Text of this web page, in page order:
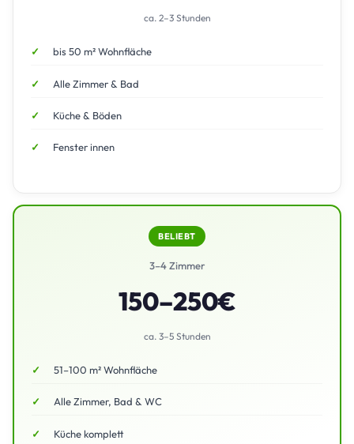
ca. 2–3 Stunden
bis 50 m² Wohnfläche
Alle Zimmer & Bad
Küche & Böden
Fenster innen
BELIEBT
3–4 Zimmer
150–250€
ca. 3–5 Stunden
51–100 m² Wohnfläche
Alle Zimmer, Bad & WC
Küche komplett